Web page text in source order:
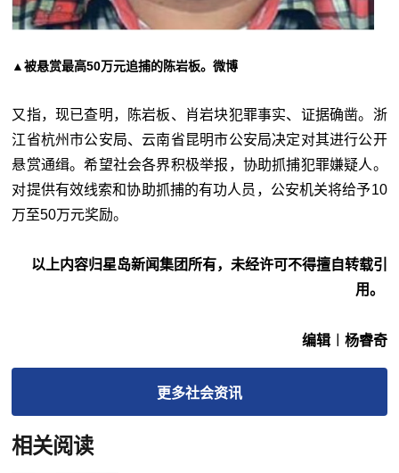
▲被悬赏最高50万元追捕的陈岩板。微博
又指，现已查明，陈岩板、肖岩块犯罪事实、证据确凿。浙
江省杭州市公安局、云南省昆明市公安局决定对其进行公开
悬赏通缉。希望社会各界积极举报，协助抓捕犯罪嫌疑人。
对提供有效线索和协助抓捕的有功人员，公安机关将给予10
万至50万元奖励。
以上内容归星岛新闻集团所有，未经许可不得擅自转载引
用。
编辑︱杨睿奇
更多社会资讯
相关阅读